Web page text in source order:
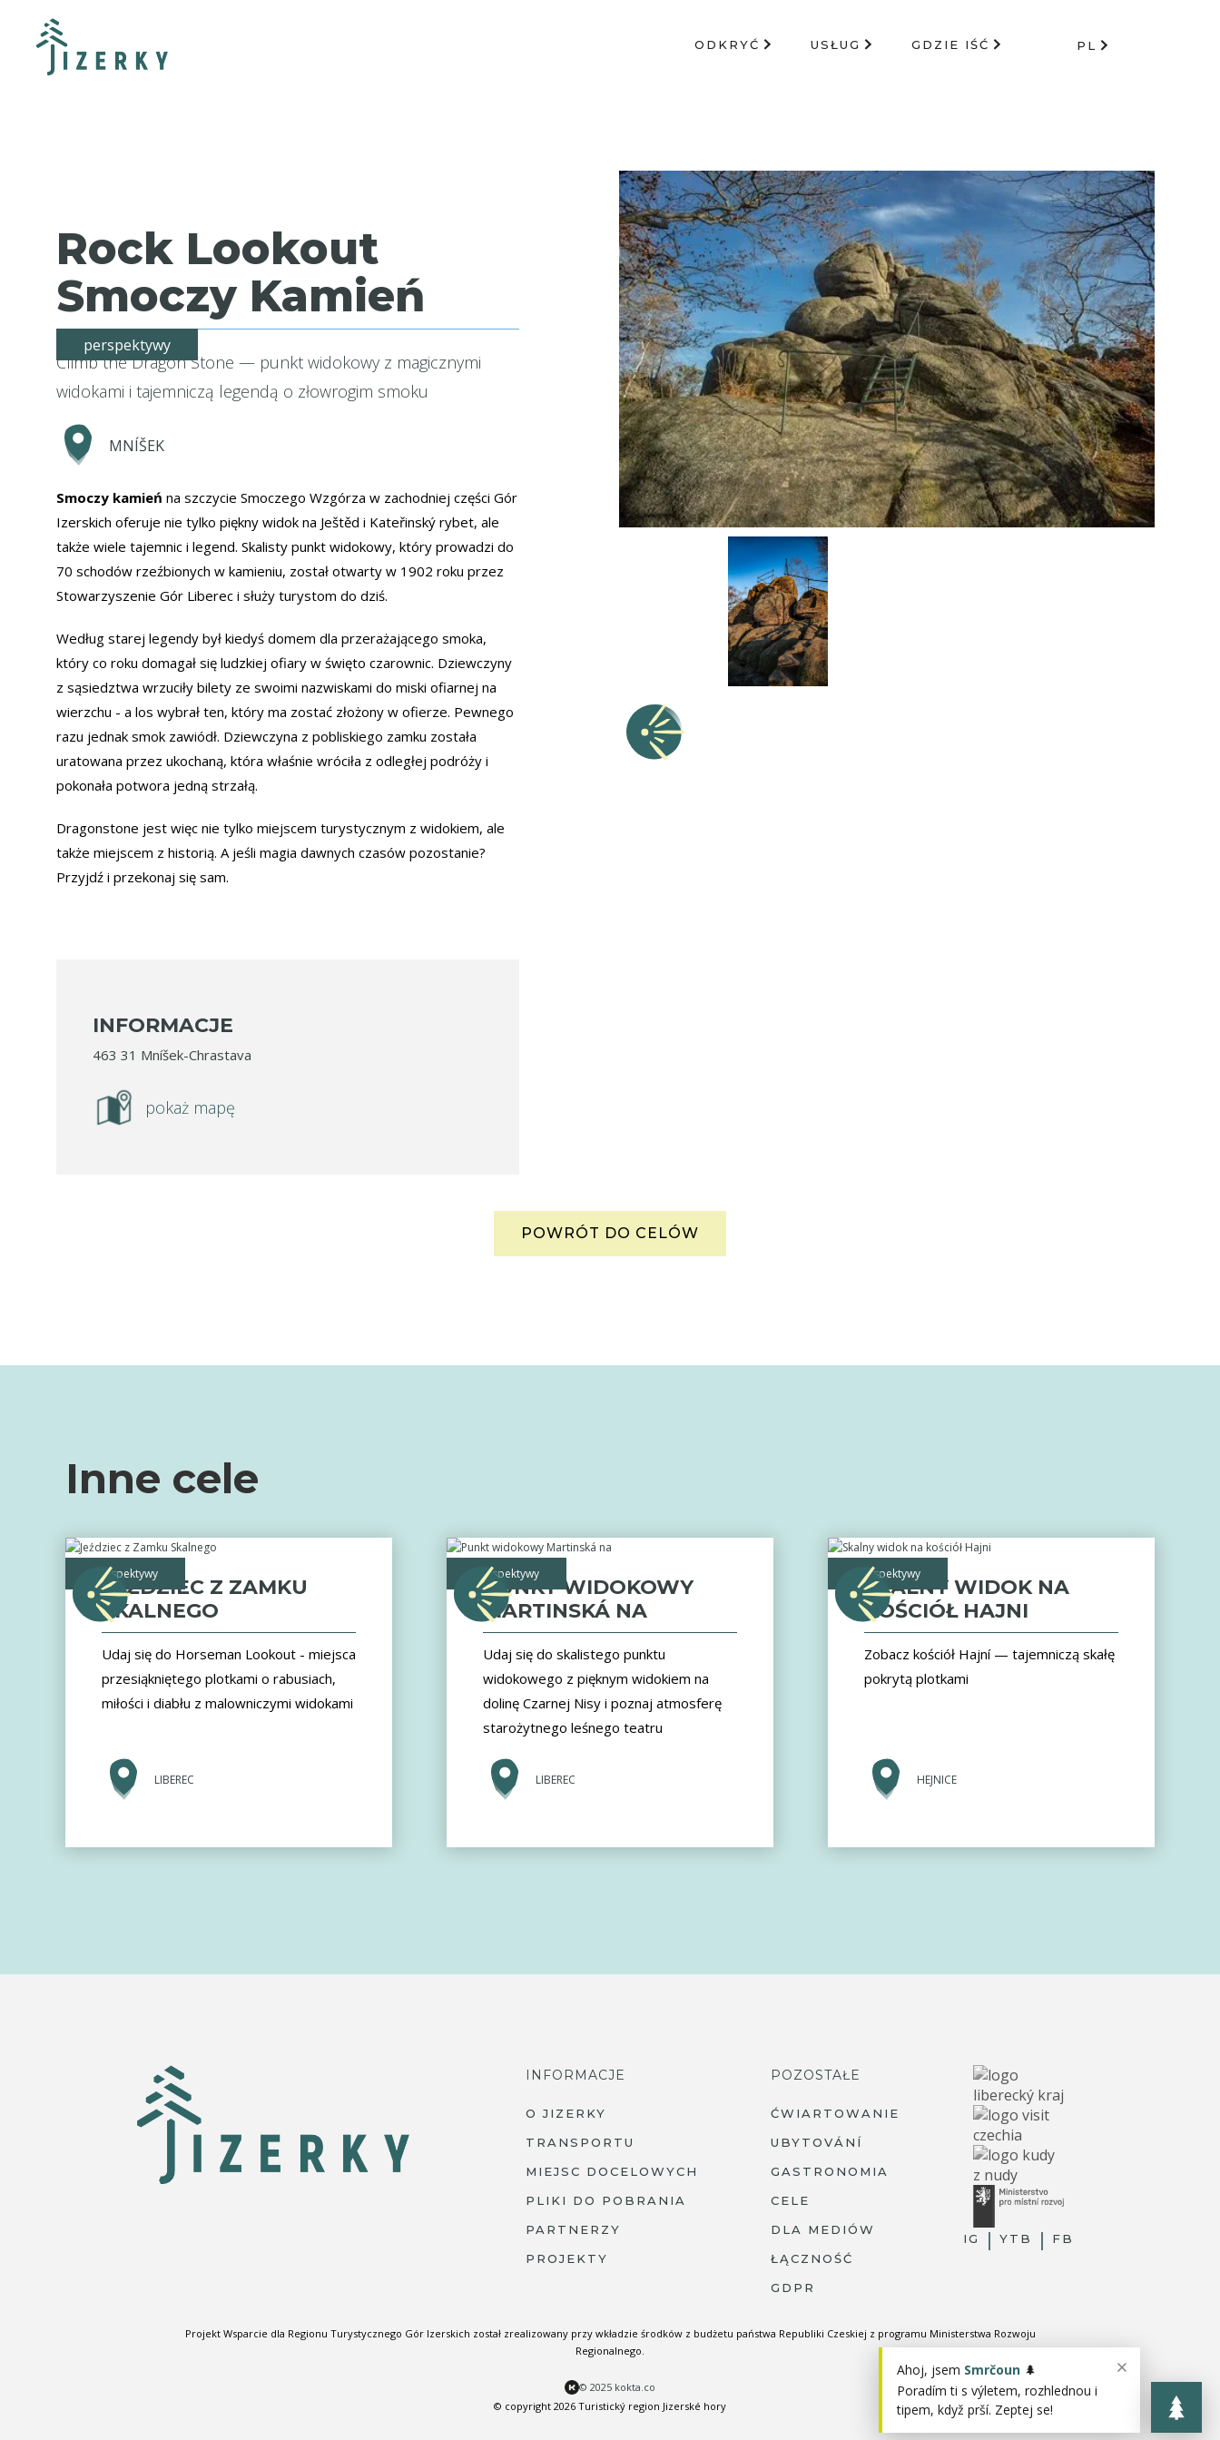
ODKRYĆ USŁUG GDZIE IŚĆ PL
Rock Lookout
Smoczy Kamień
perspektywy
Climb the Dragon Stone — punkt widokowy z magicznymi
widokami i tajemniczą legendą o złowrogim smoku
MNÍŠEK
Smoczy kamień na szczycie Smoczego Wzgórza w zachodniej części Gór
Izerskich oferuje nie tylko piękny widok na Ještěd i Kateřinský rybet, ale
także wiele tajemnic i legend. Skalisty punkt widokowy, który prowadzi do
70 schodów rzeźbionych w kamieniu, został otwarty w 1902 roku przez
Stowarzyszenie Gór Liberec i służy turystom do dziś.
Według starej legendy był kiedyś domem dla przerażającego smoka,
który co roku domagał się ludzkiej ofiary w święto czarownic. Dziewczyny
z sąsiedztwa wrzuciły bilety ze swoimi nazwiskami do miski ofiarnej na
wierzchu - a los wybrał ten, który ma zostać złożony w ofierze. Pewnego
razu jednak smok zawiódł. Dziewczyna z pobliskiego zamku została
uratowana przez ukochaną, która właśnie wróciła z odległej podróży i
pokonała potwora jedną strzałą.
Dragonstone jest więc nie tylko miejscem turystycznym z widokiem, ale
także miejscem z historią. A jeśli magia dawnych czasów pozostanie?
Przyjdź i przekonaj się sam.
INFORMACJE
463 31 Mníšek-Chrastava
pokaż mapę
POWRÓT DO CELÓW
Inne cele
perspektywy
JEŹDZIEC Z ZAMKU
SKALNEGO
Udaj się do Horseman Lookout - miejsca
przesiąkniętego plotkami o rabusiach,
miłości i diabłu z malowniczymi widokami
LIBEREC
perspektywy
PUNKT WIDOKOWY
MARTINSKÁ NA
Udaj się do skalistego punktu
widokowego z pięknym widokiem na
dolinę Czarnej Nisy i poznaj atmosferę
starożytnego leśnego teatru
LIBEREC
perspektywy
SKALNY WIDOK NA
KOŚCIÓŁ HAJNI
Zobacz kościół Hajní — tajemniczą skałę
pokrytą plotkami
HEJNICE
INFORMACJE
O JIZERKY
TRANSPORTU
MIEJSC DOCELOWYCH
PLIKI DO POBRANIA
PARTNERZY
PROJEKTY
POZOSTAŁE
ĆWIARTOWANIE
UBYTOVÁNÍ
GASTRONOMIA
CELE
DLA MEDIÓW
ŁĄCZNOŚĆ
GDPR
IG YTB FB
Projekt Wsparcie dla Regionu Turystycznego Gór Izerskich został zrealizowany przy wkładzie środków z budżetu państwa Republiki Czeskiej z programu Ministerstwa Rozwoju
Regionalnego.
© 2025 kokta.co
© copyright 2026 Turistický region Jizerské hory
Ahoj, jsem Smrčoun 🌲
Poradím ti s výletem, rozhlednou i
tipem, když prší. Zeptej se!